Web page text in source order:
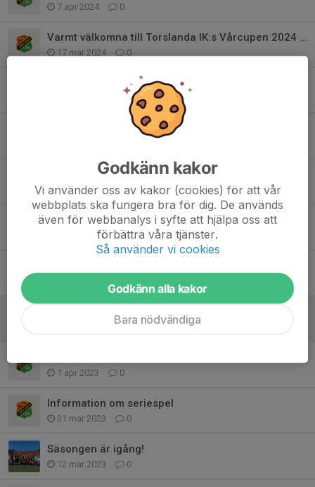
7 apr 2024 0
Varmt välkomna till Torslanda IK:s Vårcupen 2024 – 23-24 mars
17 mar 2024 0
0
Information, Tack, och Föräldrastöd
Tisdagsträningar
29 apr 2023 0
Information om swish för TIK häften
16 apr 2023 0
0
1 apr 2023 0
Information om seriespel
31 mar 2023 0
Säsongen är igång!
12 mar 2023 0
Godkänn kakor
Vi använder oss av kakor (cookies) för att vår
webbplats ska fungera bra för dig. De används
även för webbanalys i syfte att hjälpa oss att
förbättra våra tjänster.
Så använder vi cookies
Godkänn alla kakor
Bara nödvändiga